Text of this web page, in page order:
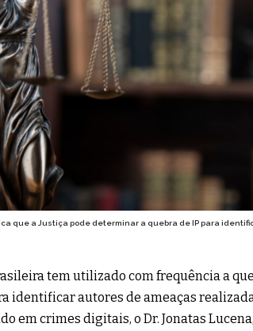
que a Justiça pode determinar a quebra de IP para
tem utilizado com frequência a
identificar autores de ameaças
em crimes digitais, o Dr. Jonatas Lucena